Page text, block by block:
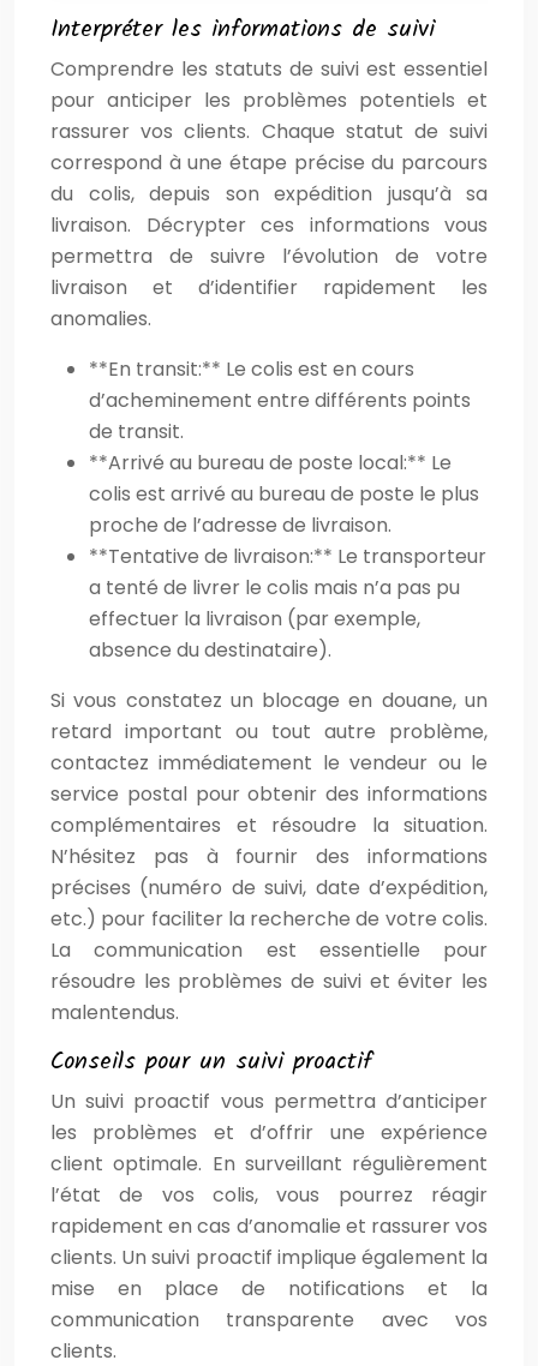
Interpréter les informations de suivi
Comprendre les statuts de suivi est essentiel
pour anticiper les problèmes potentiels et
rassurer vos clients. Chaque statut de suivi
correspond à une étape précise du parcours
du colis, depuis son expédition jusqu’à sa
livraison. Décrypter ces informations vous
permettra de suivre l’évolution de votre
livraison et d’identifier rapidement les
anomalies.
**En transit:** Le colis est en cours
d’acheminement entre différents points
de transit.
**Arrivé au bureau de poste local:** Le
colis est arrivé au bureau de poste le plus
proche de l’adresse de livraison.
**Tentative de livraison:** Le transporteur
a tenté de livrer le colis mais n’a pas pu
effectuer la livraison (par exemple,
absence du destinataire).
Si vous constatez un blocage en douane, un
retard important ou tout autre problème,
contactez immédiatement le vendeur ou le
service postal pour obtenir des informations
complémentaires et résoudre la situation.
N’hésitez pas à fournir des informations
précises (numéro de suivi, date d’expédition,
etc.) pour faciliter la recherche de votre colis.
La communication est essentielle pour
résoudre les problèmes de suivi et éviter les
malentendus.
Conseils pour un suivi proactif
Un suivi proactif vous permettra d’anticiper
les problèmes et d’offrir une expérience
client optimale. En surveillant régulièrement
l’état de vos colis, vous pourrez réagir
rapidement en cas d’anomalie et rassurer vos
clients. Un suivi proactif implique également la
mise en place de notifications et la
communication transparente avec vos
clients.